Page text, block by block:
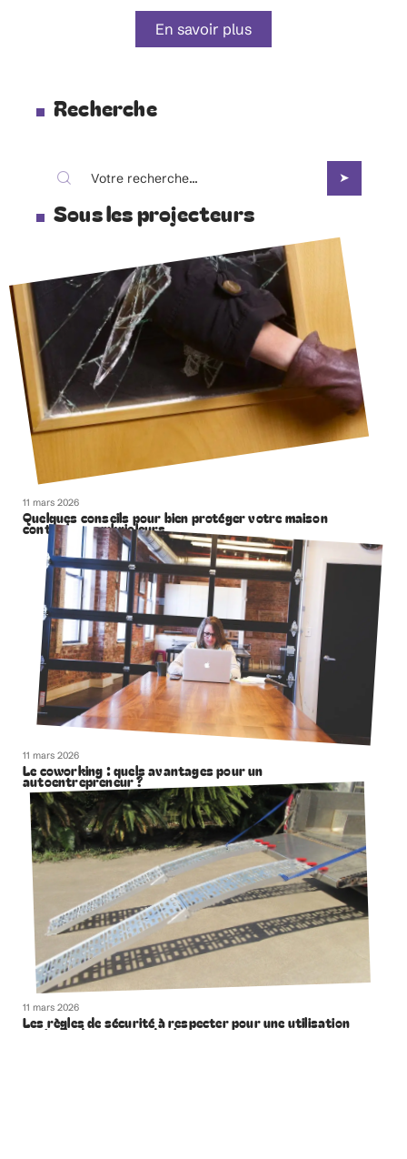
En savoir plus
Recherche
Sous les projecteurs
11 mars 2026
Quelques conseils pour bien protéger votre maison
contre les cambrioleurs
11 mars 2026
Le coworking : quels avantages pour un
autoentrepreneur ?
11 mars 2026
Les règles de sécurité à respecter pour une utilisation
optimale des rampes de chargement